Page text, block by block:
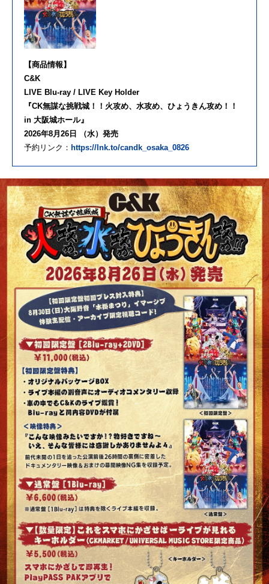
【商品情報】
C&K
LIVE Blu-ray / LIVE Key Holder
『CK無謀な挑戦城！！火攻め、水攻め、ひょうきん攻め！！
in 大阪城ホール』
2026年8月26日 （水）発売
予約リンク： https://lnk.to/candk_osaka_0826